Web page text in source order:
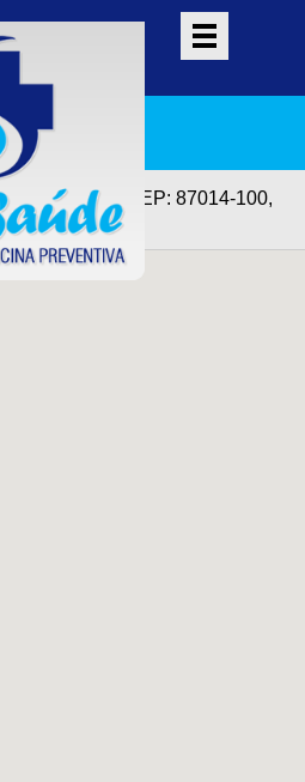
- Zona 04, CEP: 87014-100,
- PR